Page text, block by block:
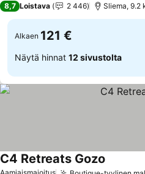
8,7 Loistava 2 446 Sliema, 9.2
Alkaen 121 €
Näytä hinnat 12 sivustolta
Aamiaismajoitus
C4 Retreats Gozo